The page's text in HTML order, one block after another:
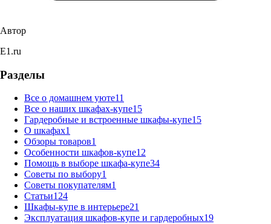
Автор
E1.ru
Разделы
Все о домашнем уюте11
Все о наших шкафах-купе15
Гардеробные и встроенные шкафы-купе15
О шкафах1
Обзоры товаров1
Особенности шкафов-купе12
Помощь в выборе шкафа-купе34
Советы по выбору1
Советы покупателям1
Статьи124
Шкафы-купе в интерьере21
Эксплуатация шкафов-купе и гардеробных19